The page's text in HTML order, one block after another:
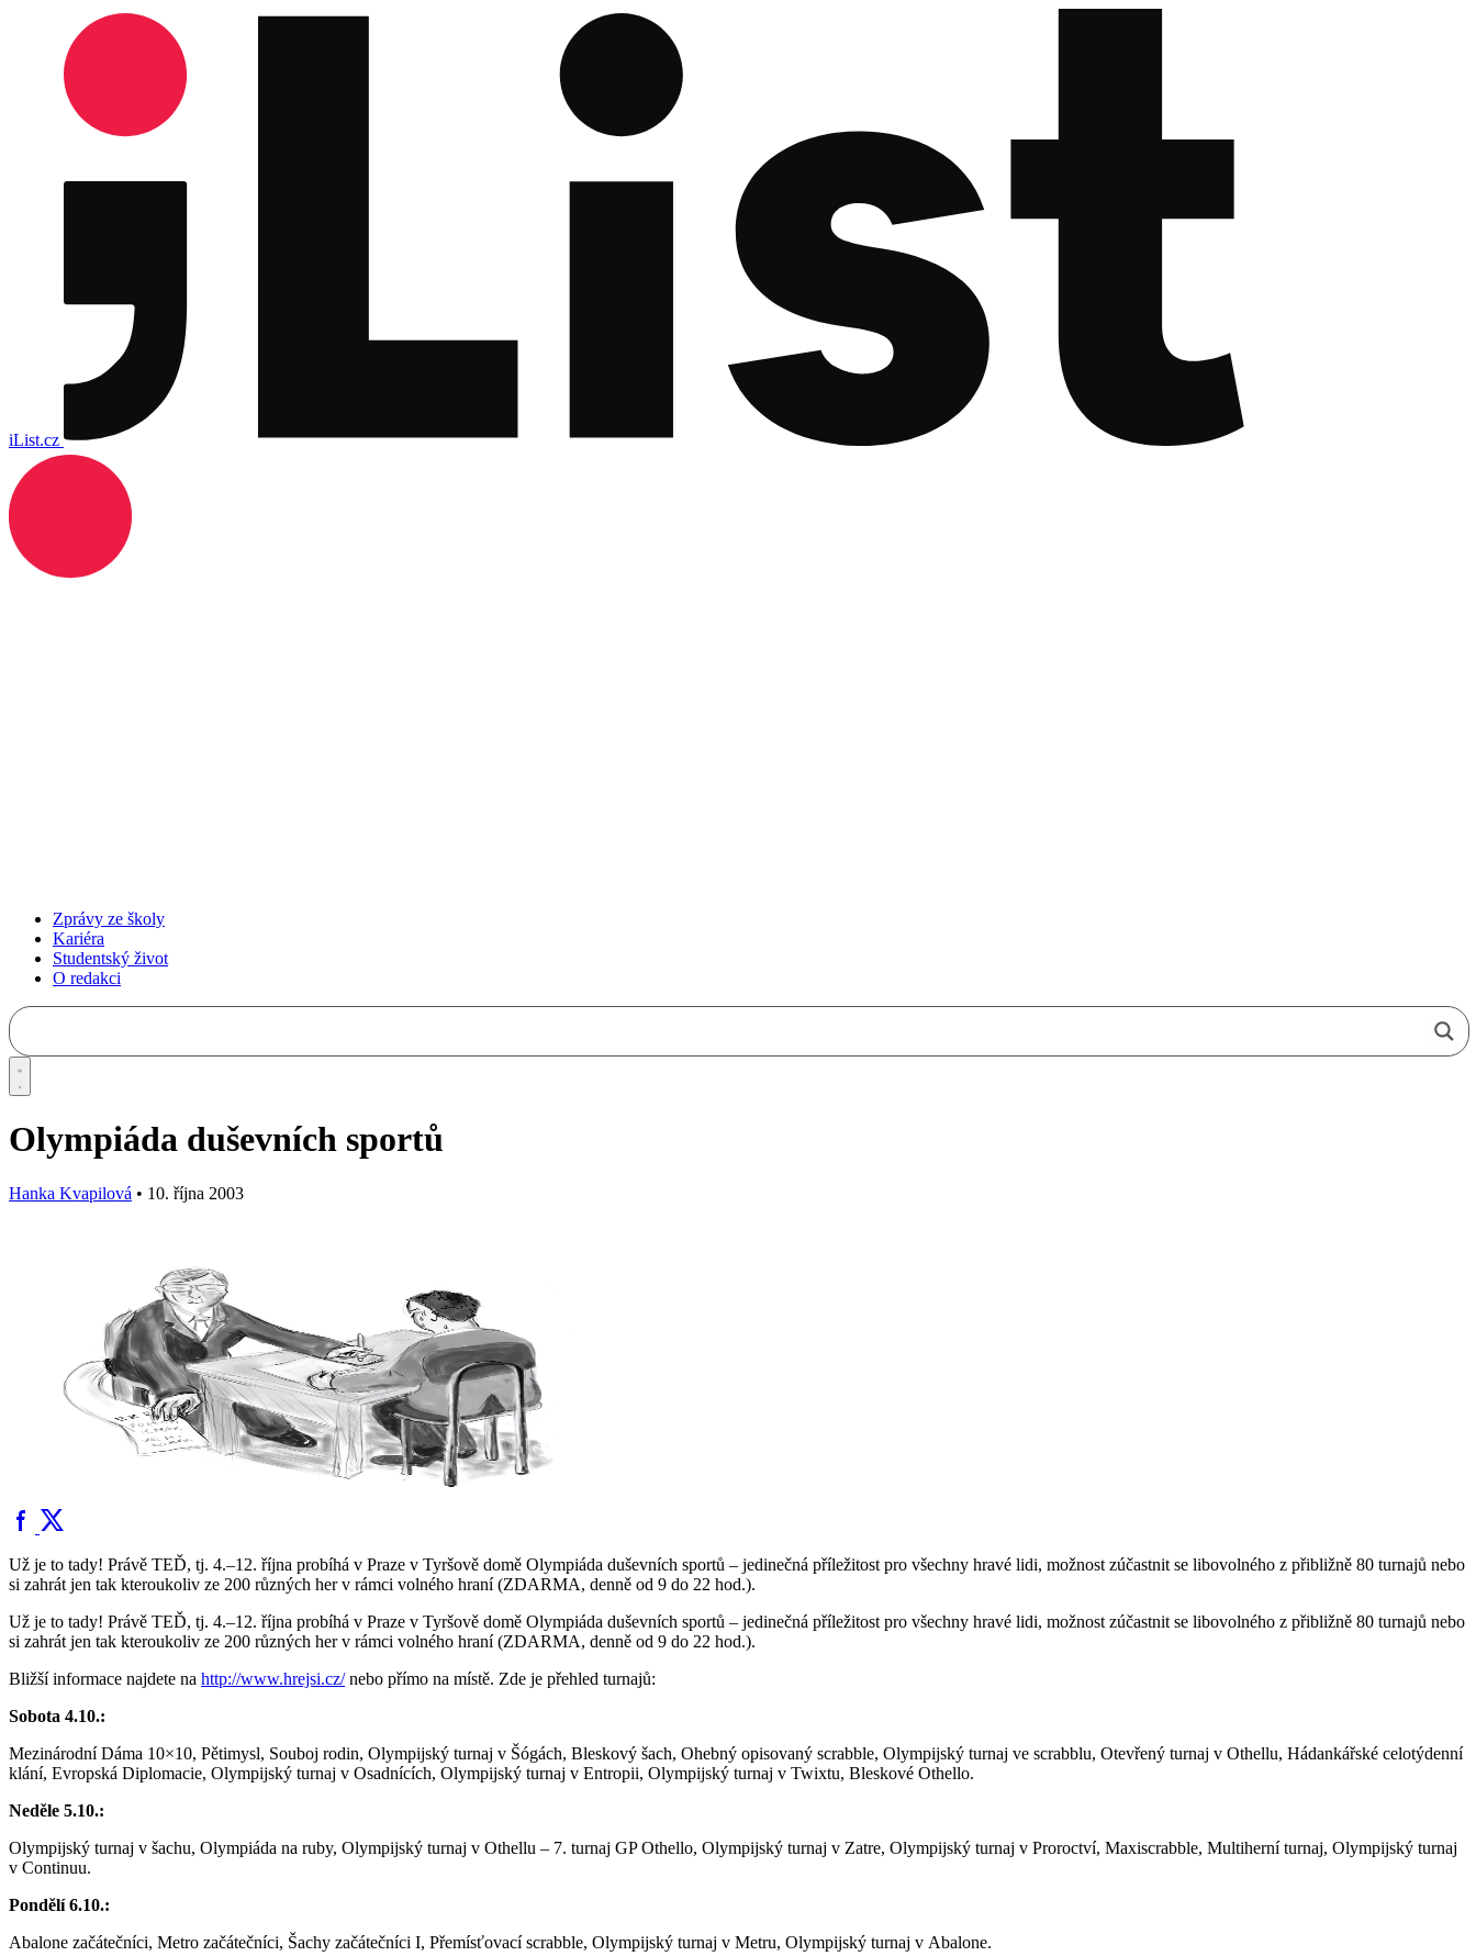
iList.cz
Zprávy ze školy
Kariéra
Studentský život
O redakci
Olympiáda duševních sportů
Hanka Kvapilová • 10. října 2003
Už je to tady! Právě TEĎ, tj. 4.–12. října probíhá v Praze v Tyršově domě Olympiáda duševních sportů – jedinečná příležitost pro všechny hravé lidi, možnost zúčastnit se libovolného z přibližně 80 turnajů nebo
si zahrát jen tak kteroukoliv ze 200 různých her v rámci volného hraní (ZDARMA, denně od 9 do 22 hod.).
Už je to tady! Právě TEĎ, tj. 4.–12. října probíhá v Praze v Tyršově domě Olympiáda duševních sportů – jedinečná příležitost pro všechny hravé lidi, možnost zúčastnit se libovolného z přibližně 80 turnajů nebo
si zahrát jen tak kteroukoliv ze 200 různých her v rámci volného hraní (ZDARMA, denně od 9 do 22 hod.).
Bližší informace najdete na http://www.hrejsi.cz/nebo přímo na místě. Zde je přehled turnajů:
Sobota 4.10.:
Mezinárodní Dáma 10×10, Pětimysl, Souboj rodin, Olympijský turnaj v Šógách, Bleskový šach, Ohebný opisovaný scrabble, Olympijský turnaj ve scrabblu, Otevřený turnaj v Othellu, Hádankářské celotýdenní
klání, Evropská Diplomacie, Olympijský turnaj v Osadnících, Olympijský turnaj v Entropii, Olympijský turnaj v Twixtu, Bleskové Othello.
Neděle 5.10.:
Olympijský turnaj v šachu, Olympiáda na ruby, Olympijský turnaj v Othellu – 7. turnaj GP Othello, Olympijský turnaj v Zatre, Olympijský turnaj v Proroctví, Maxiscrabble, Multiherní turnaj, Olympijský turnaj
v Continuu.
Pondělí 6.10.:
Abalone začátečníci, Metro začátečníci, Šachy začátečníci I, Přemísťovací scrabble, Olympijský turnaj v Metru, Olympijský turnaj v Abalone.